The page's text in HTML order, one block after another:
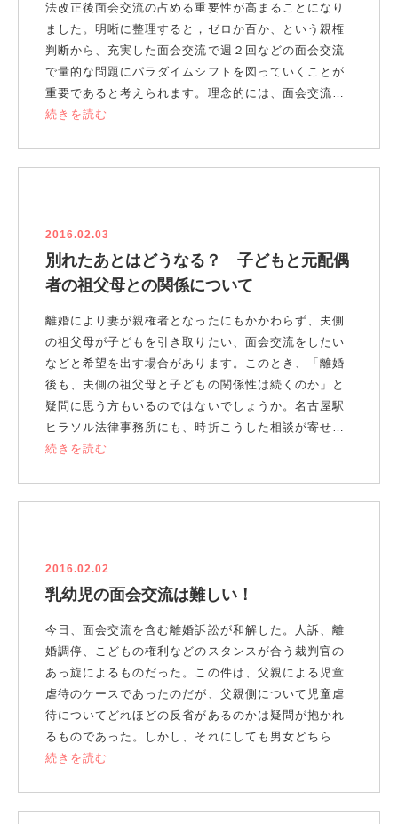
法改正後面会交流の占める重要性が高まることになり
ました。明晰に整理すると，ゼロか百か、という親権
判断から、充実した面会交流で週２回などの面会交流
で量的な問題にパラダイムシフトを図っていくことが
重要であると考えられます。理念的には、面会交流…
続きを読む
2016.02.03
別れたあとはどうなる？ 子どもと元配偶
者の祖父母との関係について
離婚により妻が親権者となったにもかかわらず、夫側
の祖父母が子どもを引き取りたい、面会交流をしたい
などと希望を出す場合があります。このとき、「離婚
後も、夫側の祖父母と子どもの関係性は続くのか」と
疑問に思う方もいるのではないでしょうか。名古屋駅
ヒラソル法律事務所にも、時折こうした相談が寄せ…
続きを読む
2016.02.02
乳幼児の面会交流は難しい！
今日、面会交流を含む離婚訴訟が和解した。人訴、離
婚調停、こどもの権利などのスタンスが合う裁判官の
あっ旋によるものだった。この件は、父親による児童
虐待のケースであったのだが、父親側について児童虐
待についてどれほどの反省があるのかは疑問が抱かれ
るものであった。しかし、それにしても男女どちら…
続きを読む